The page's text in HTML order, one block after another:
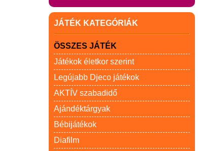
JÁTÉK KATEGÓRIÁK
ÖSSZES JÁTÉK
Játékok életkor szerint
Legújabb Djeco játékok
AKTÍV szabadidő
Ajándéktárgyak
Bébijátékok
Diafilm